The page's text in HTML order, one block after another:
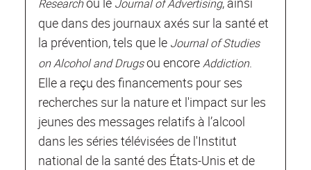
Research
Journal of Advertising
que dans des journaux axés sur la santé et
la prévention, tels que le Journal of Studies
on Alcohol and Drugsou encoreAddiction.
Elle a reçu des financements pour ses
recherches sur la nature et l'impact sur les
jeunes des messages relatifs à l’alcool
dans les séries télévisées de l'Institut
national de la santé des États-Unis et de